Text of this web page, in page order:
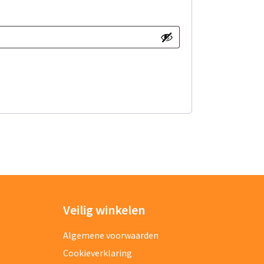
Veilig winkelen
Algemene voorwaarden
Cookieverklaring